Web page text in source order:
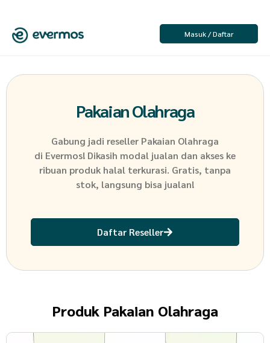
Masuk / Daftar
Pakaian Olahraga
Gabung jadi reseller Pakaian Olahraga
di Evermos! Dikasih modal jualan dan akses ke
ribuan produk halal terkurasi. Gratis, tanpa
stok, langsung bisa jualan!
Daftar Reseller
Produk Pakaian Olahraga